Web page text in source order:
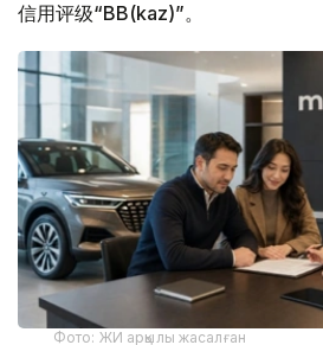
信用评级“BB(kaz)”。
Фото: ЖИ арқылы жасалған